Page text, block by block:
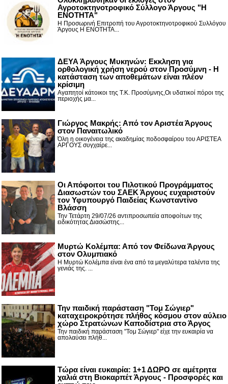
Αγροτοκτηνοτροφικό Σύλλογο Άργους "Η
ΕΝΟΤΗΤΑ"
Η Προσωρινή Επιτροπή του Αγροτοκτηνοτροφικού Συλλόγου
Άργους Η ΕΝΟΤΗΤΑ...
ΔΕΥΑ Άργους Μυκηνών: Εκκληση για
ορθολογική χρήση νερού στον Προσύμνη - Η
κατάσταση των αποθεμάτων είναι πλέον
κρίσιμη
Αγαπητοί κάτοικοι της Τ.Κ. Προσύμνης,Οι υδατικοί πόροι της
περιοχής μα...
Γιώργος Μακρής: Από τον Αριστέα Άργους
στον Παναιτωλικό
Όλη η οικογένεια της ακαδημίας ποδοσφαίρου του ΑΡΙΣΤΕΑ
ΑΡΓΟΥΣ συγχαίρε...
Οι Απόφοιτοι του Πιλοτικού Προγράμματος
Διασωστών του ΣΑΕΚ Άργους ευχαριστούν
τον Υφυπουργό Παιδείας Κωνσταντίνο
Βλάσση
Την Τετάρτη 29/07/26 αντιπροσωπεία αποφοίτων της
ειδικότητας Διασώστης...
Μυρτώ Κολέμπα: Από τον Φείδωνα Άργους
στον Ολυμπιακό
Η Μυρτώ Κολέμπα είναι ένα από τα μεγαλύτερα ταλέντα της
γενιάς της. ...
Την παιδική παράσταση "Τομ Σώγιερ"
καταχειροκρότησε πλήθος κόσμου στον αύλειο
χώρο Στρατώνων Καποδίστρια στο Άργος
Την παιδική παράσταση "Τομ Σώγιερ" είχε την ευκαιρία να
απολαύσει πλήθ...
Τώρα είναι ευκαιρία: 1+1 ΔΩΡΟ σε αμέτρητα
χαλιά στη Βιοκαρπέτ Άργους - Προσφορές και